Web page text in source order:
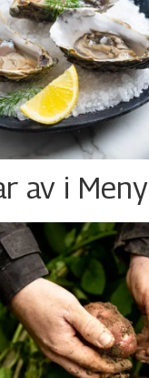
av i Meny